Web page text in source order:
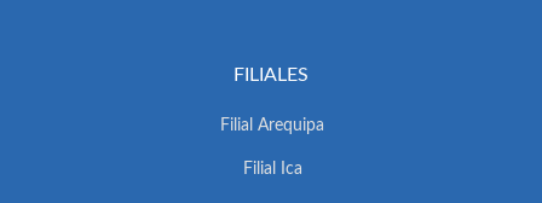
FILIALES
Filial Arequipa
Filial Ica